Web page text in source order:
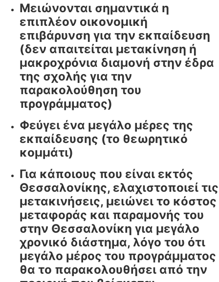
Μειώνονται σημαντικά η
επιπλέον οικονομική
επιβάρυνση για την εκπαίδευση
(δεν απαιτείται μετακίνηση ή
μακροχρόνια διαμονή στην έδρα
της σχολής για την
παρακολούθηση του
προγράμματος)
Φεύγει ένα μεγάλο μέρες της
εκπαίδευσης (το θεωρητικό
κομμάτι)
Για κάποιους που είναι εκτός
Θεσσαλονίκης, ελαχιστοποιεί τις
μετακινήσεις, μειώνει το κόστος
μεταφοράς και παραμονής του
στην Θεσσαλονίκη για μεγάλο
χρονικό διάστημα, λόγο του ότι
μεγάλο μέρος του προγράμματος
θα το παρακολουθήσει από την